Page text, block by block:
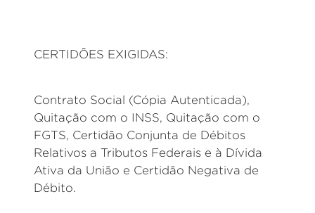
CERTIDÕES EXIGIDAS:
Contrato Social (Cópia Autenticada),
Quitação com o INSS, Quitação com o
FGTS, Certidão Conjunta de Débitos
Relativos a Tributos Federais e à Dívida
Ativa da União e Certidão Negativa de
Débito.